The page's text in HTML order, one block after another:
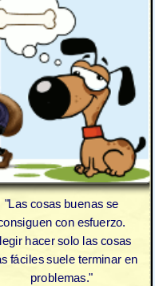
"Las cosas buenas se
con esfuerzo.
hacer solo las cosas
fáciles suele terminar en
problemas."